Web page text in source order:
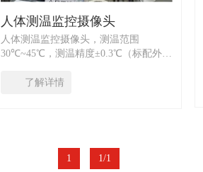
人体测温监控摄像头
人体测温监控摄像头，测温范围
30℃~45℃，测温精度±0.3℃（标配外
384*288/可见光1920*1080 易集成：体
了解详情
1 1/1